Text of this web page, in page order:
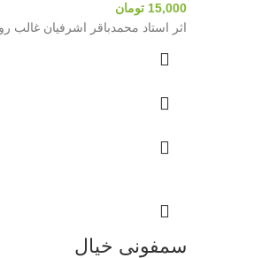
15,000 تومان
اثر استاد محمدباقر اشرفیان
سمفونی خیال